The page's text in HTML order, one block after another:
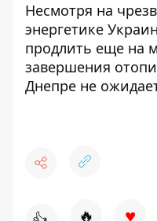
Несмотря на
энергетике
продлить еще на
завершения
Днепре не
🔥 ♥